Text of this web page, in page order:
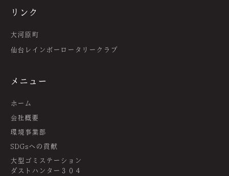
リンク
大河原町
仙台レインボーロータリークラブ
メニュー
ホーム
会社概要
環境事業部
SDGsへの貢献
大型ゴミステーション
ダストハンター３０４